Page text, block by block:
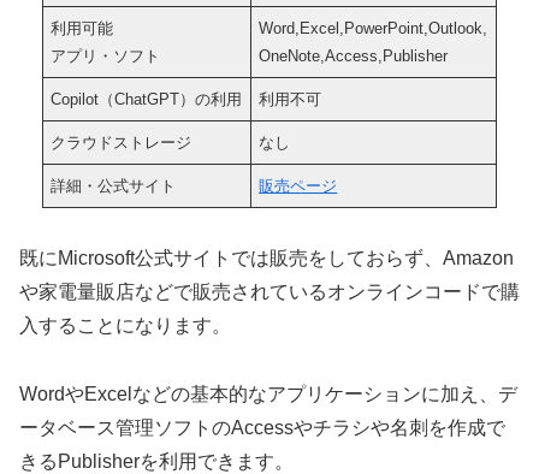
利用可能
アプリ・ソフト
Word,Excel,PowerPoint,Outlook,
OneNote,Access,Publisher
Copilot（ChatGPT）の利用 利用不可
クラウドストレージ なし
詳細・公式サイト 販売ページ
既にMicrosoft公式サイトでは販売をしておらず、Amazon
や家電量販店などで販売されているオンラインコードで購
入することになります。
WordやExcelなどの基本的なアプリケーションに加え、デ
ータベース管理ソフトのAccessやチラシや名刺を作成で
きるPublisherを利用できます。